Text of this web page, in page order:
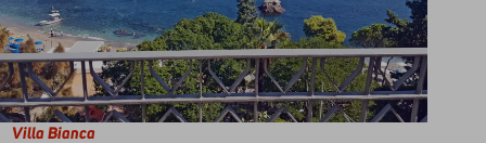
Villa Bianca